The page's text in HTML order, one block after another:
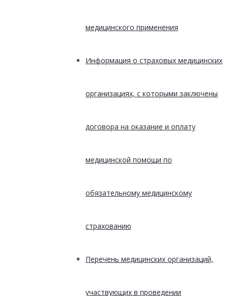
медицинского применения
Информация о страховых медицинских
организациях, с которыми заключены
договора на оказание и оплату
медицинской помощи по
обязательному медицинскому
страхованию
Перечень медицинских организаций,
участвующих в проведении